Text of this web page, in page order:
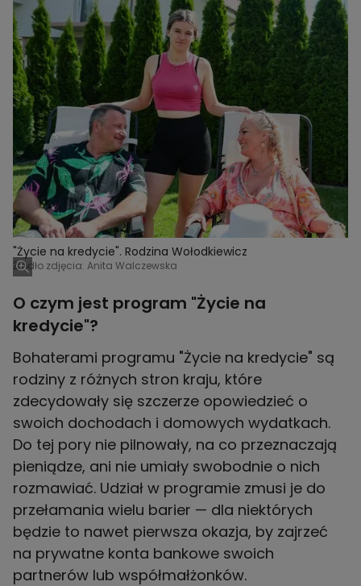
"Życie na kredycie". Rodzina Wołodkiewicz
Źródło zdjęcia: Anita Walczewska
O czym jest program "Życie na
kredycie"?
Bohaterami programu "Życie na kredycie" są
rodziny z różnych stron kraju, które
zdecydowały się szczerze opowiedzieć o
swoich dochodach i domowych wydatkach.
Do tej pory nie pilnowały, na co przeznaczają
pieniądze, ani nie umiały swobodnie o nich
rozmawiać. Udział w programie zmusi je do
przełamania wielu barier — dla niektórych
będzie to nawet pierwsza okazja, by zajrzeć
na prywatne konta bankowe swoich
partnerów lub współmałżonków.